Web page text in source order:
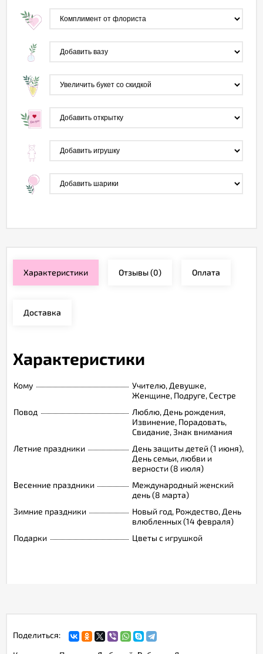
Характеристики Отзывы(0) Оплата
Доставка
Характеристики
Кому
Учителю, Девушке,
Женщине, Подруге, Сестре
Повод
Люблю, День рождения,
Извинение, Порадовать,
Свидание, Знак внимания
Летние праздники
День защиты детей (1 июня),
День семьи, любви и
верности (8 июля)
Весенние праздники
Международный женский
день (8 марта)
Зимние праздники
Новый год, Рождество, День
влюбленных (14 февраля)
Подарки
Цветы с игрушкой
Поделиться: